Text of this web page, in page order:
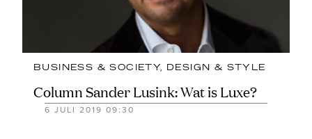
BUSINESS & SOCIETY, DESIGN & STYLE
Column Sander Lusink: Wat is Luxe?
6 JULI 2019 09:30